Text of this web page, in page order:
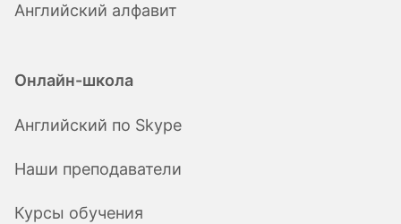
Английский алфавит
Онлайн-школа
Английский по Skype
Наши преподаватели
Курсы обучения